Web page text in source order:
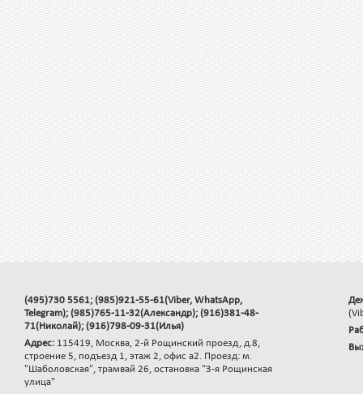
(495)730 5561; (985)921-55-61(Viber, WhatsApp,
Telegram); (985)765-11-32(Александр); (916)381-48-
71(Николай); (916)798-09-31(Илья)
Адрес: 115419, Москва, 2-й Рощинский проезд, д.8,
строение 5, подъезд 1, этаж 2, офис а2. Проезд: м.
"Шаболовская", трамвай 26, остановка "3-я Рощинская
улица"